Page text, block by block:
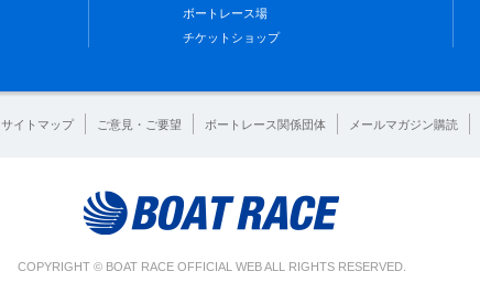
ボートレース場
チケットショップ
サイトマップ ご意見・ご要望 ボートレース関係団体 メールマガジン購読
COPYRIGHT © BOAT RACE OFFICIAL WEB ALL RIGHTS RESERVED.